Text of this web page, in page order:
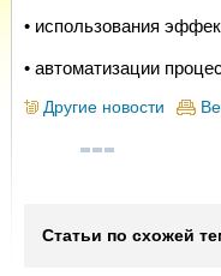
• использования
• автоматизации
Другие новости
Статьи по схожей